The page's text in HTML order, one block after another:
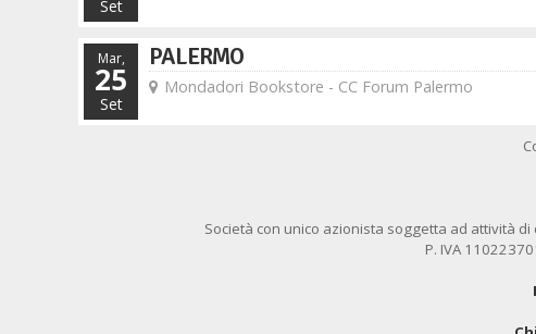
Set
Mar,
25
Set
PALERMO
Mondadori Bookstore - CC Forum Palermo
Società con unico azionista soggetta ad attività
P. IVA